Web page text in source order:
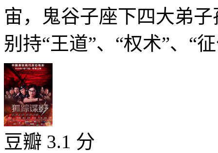
宙，鬼谷子座下四大弟
别持“王道”、“权术”、“
豆瓣 3.1 分